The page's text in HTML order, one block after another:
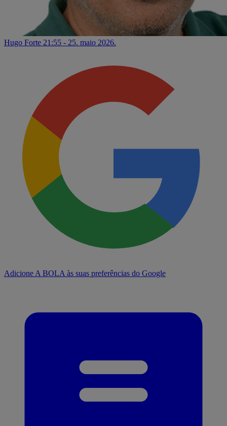
Hugo Forte 21:55 - 25. maio 2026.
Adicione A BOLA às suas preferências do Google